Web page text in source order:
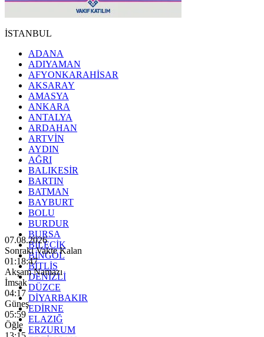
İSTANBUL
ADANA
ADIYAMAN
AFYONKARAHİSAR
AKSARAY
AMASYA
ANKARA
ANTALYA
ARDAHAN
ARTVİN
AYDIN
AĞRI
BALIKESİR
BARTIN
BATMAN
BAYBURT
BOLU
BURDUR
BURSA
BİLECİK
BİNGÖL
BİTLİS
DENİZLİ
DÜZCE
DİYARBAKIR
EDİRNE
ELAZIĞ
ERZURUM
07.08.2026
Sonraki Vakte Kalan
01:18:46
Akşam Namazı
İmsak
04:17
Güneş
05:59
Öğle